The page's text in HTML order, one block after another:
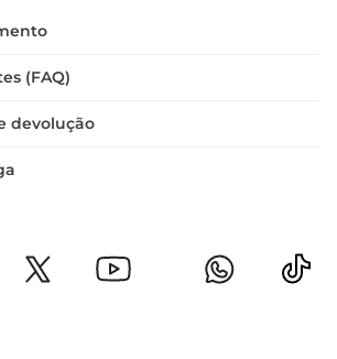
uso
pedaço da rica tradição culinária
(FAQ)
devolução